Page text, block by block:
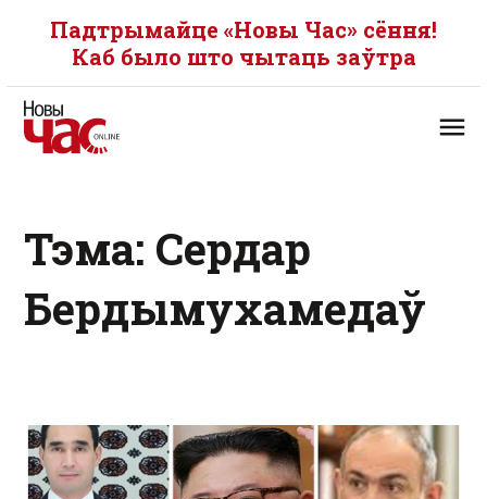
Падтрымайце «Новы Час» сёння!
Каб было што чытаць заўтра
Тэма: Сердар
Бердымухамедаў